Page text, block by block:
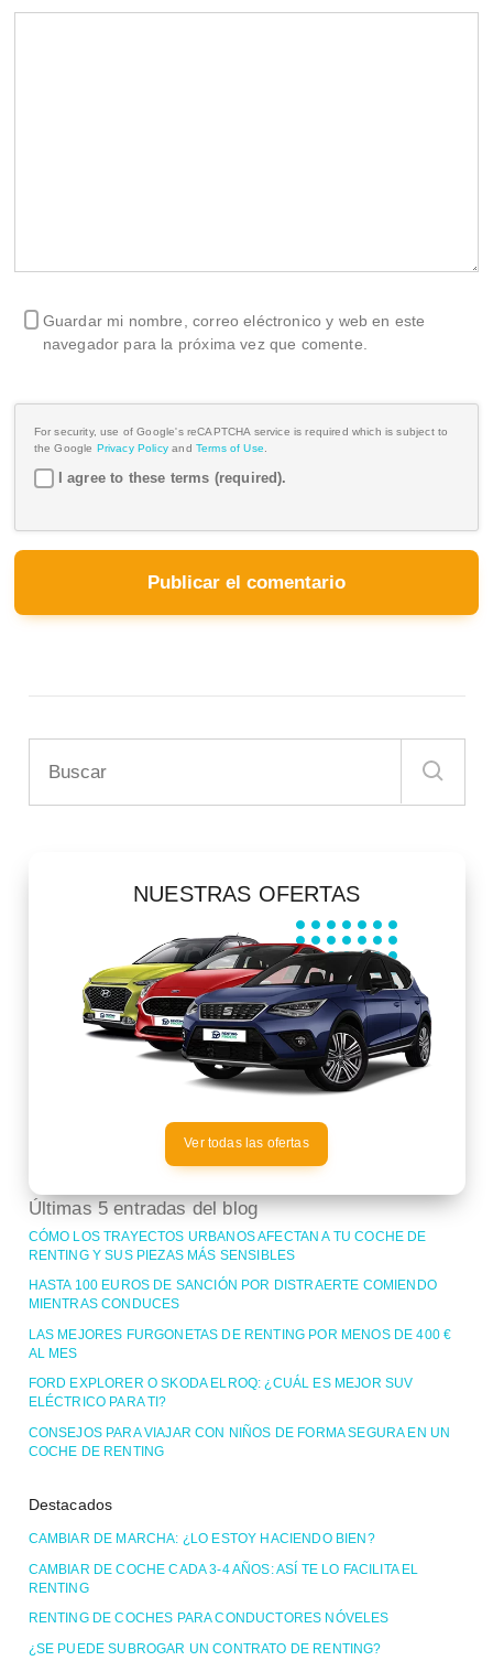
Guardar mi nombre, correo eléctronico y web en este
navegador para la próxima vez que comente.
For security, use of Google's reCAPTCHA service is required which is subject to
the Google Privacy Policy and Terms of Use.
I agree to these terms (required).
NUESTRAS OFERTAS
Ver todas las ofertas
Últimas 5 entradas del blog
CÓMO LOS TRAYECTOS URBANOS AFECTAN A TU COCHE DE
RENTING Y SUS PIEZAS MÁS SENSIBLES
HASTA 100 EUROS DE SANCIÓN POR DISTRAERTE COMIENDO
MIENTRAS CONDUCES
LAS MEJORES FURGONETAS DE RENTING POR MENOS DE 400 €
AL MES
FORD EXPLORER O SKODA ELROQ: ¿CUÁL ES MEJOR SUV
ELÉCTRICO PARA TI?
CONSEJOS PARA VIAJAR CON NIÑOS DE FORMA SEGURA EN UN
COCHE DE RENTING
Destacados
CAMBIAR DE MARCHA: ¿LO ESTOY HACIENDO BIEN?
CAMBIAR DE COCHE CADA 3-4 AÑOS: ASÍ TE LO FACILITA EL
RENTING
RENTING DE COCHES PARA CONDUCTORES NÓVELES
¿SE PUEDE SUBROGAR UN CONTRATO DE RENTING?